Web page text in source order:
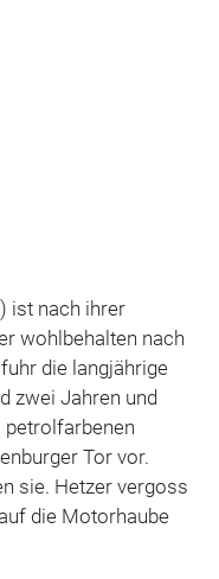
ist nach ihrer
wohlbehalten nach
die langjährige
zwei Jahren und
petrolfarbenen
Tor vor.
sie. Hetzer vergoss
die Motorhaube